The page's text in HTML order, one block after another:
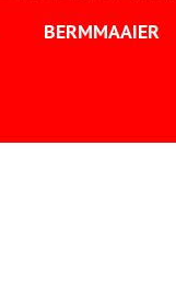
BERMMAAIER